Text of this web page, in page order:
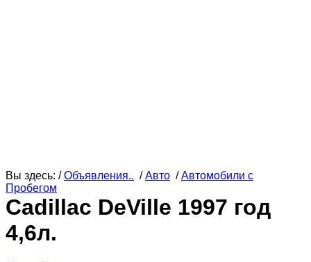
Вы здесь: /Объявления.. /Авто /Автомобили с
Пробегом
Cadillac DeVille 1997 год
4,6л.